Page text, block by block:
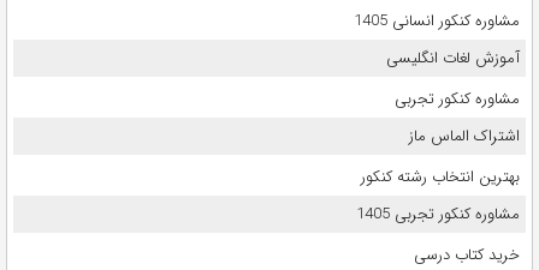
مشاوره کنکور انسانی 1405
آموزش لغات انگلیسی
مشاوره کنکور تجربی
اشتراک الماس ماز
بهترین انتخاب رشته کنکور
مشاوره کنکور تجربی 1405
خرید کتاب درسی